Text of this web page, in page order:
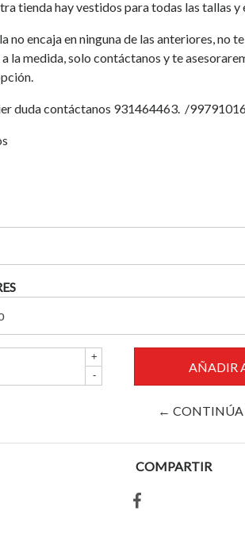
tienda hay vestidos para todas las tallas y
no encaja en ninguna de las anteriores, no
la medida, solo contáctanos y te
duda contáctanos 931464463. /
+
-
← CONTINÚA
COMPARTIR